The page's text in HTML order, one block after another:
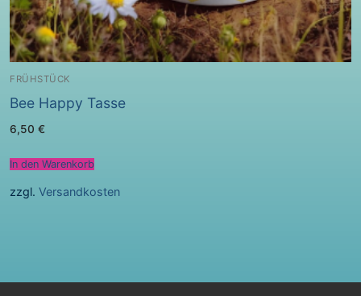
FRÜHSTÜCK
Bee Happy Tasse
6,50 €
In den Warenkorb
zzgl. Versandkosten